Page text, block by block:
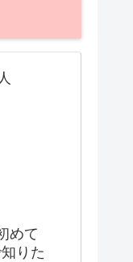
めて
りた